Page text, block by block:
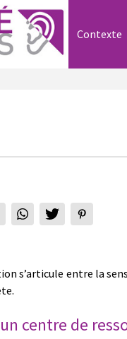
Contexte
s’articule entre la
centre de